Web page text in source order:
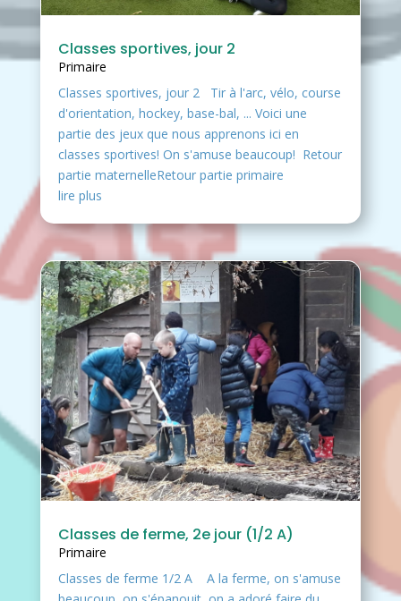
Classes sportives, jour 2
Primaire
Classes sportives, jour 2 Tir à l'arc, vélo, course
d'orientation, hockey, base-bal, ... Voici une
partie des jeux que nous apprenons ici en
classes sportives! On s'amuse beaucoup! Retour
partie maternelleRetour partie primaire
lire plus
Classes de ferme, 2e jour (1/2 A)
Primaire
Classes de ferme 1/2 A A la ferme, on s'amuse